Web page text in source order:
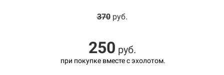
370руб.
250 руб.
при покупке вместе с эхолотом.